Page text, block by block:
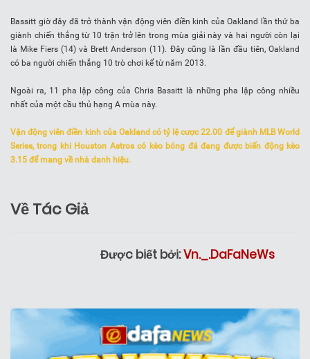
Bassitt giờ đây đã trở thành vận động viên điền kinh của Oakland lần thứ ba
giành chiến thắng từ 10 trận trở lên trong mùa giải này và hai người còn lại
là Mike Fiers (14) và Brett Anderson (11). Đây cũng là lần đầu tiên, Oakland
có ba người chiến thắng 10 trò chơi kể từ năm 2013.
Ngoài ra, 11 pha lập công của Chris Bassitt là những pha lập công nhiều
nhất của một cầu thủ hạng A mùa này.
Vận động viên điền kinh của Oakland có tỷ lệ cược 22.00 để giành MLB World
Series, trong khi Houston Astros có kèo bóng đá đang được biến động kèo
3.15 để mang về nhà danh hiệu.
Về Tác Giả
Được biết bởi:Vn._.DaFaNeWs